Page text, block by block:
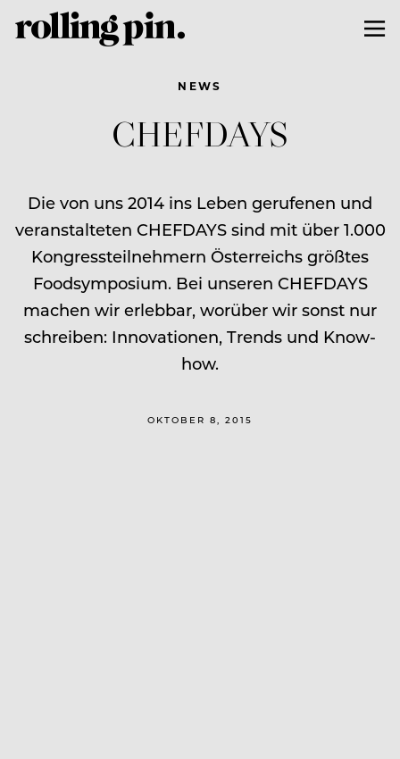
NEWS
CHEFDAYS
Die von uns 2014 ins Leben gerufenen und
veranstalteten CHEFDAYS sind mit über 1.000
Kongressteilnehmern Österreichs größtes
Foodsymposium. Bei unseren CHEFDAYS
machen wir erlebbar, worüber wir sonst nur
schreiben: Innovationen, Trends und Know-
how.
OKTOBER 8, 2015